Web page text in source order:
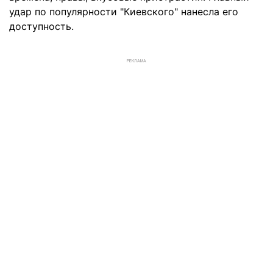
удар по популярности "Киевского" нанесла его
доступность.
РЕКЛАМА